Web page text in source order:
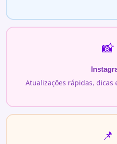
📸
Atualizações rápidas,
📌